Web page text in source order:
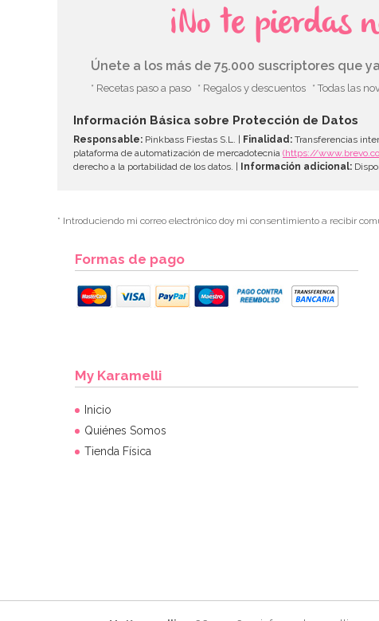
¡No te pierdas
Únete a los más de 75.000 suscriptores que
* Recetas paso a paso * Regalos y descuentos * Todas las
Información Básica sobre Protección de Datos
Responsable: Pinkbass Fiestas S.L. | Finalidad: Transferencias
plataforma de automatización de mercadotecnia (https://
derecho a la portabilidad de los datos. | Información adicional:
* Introduciendo mi correo electrónico doy mi consentimiento a recibir
Formas de pago
My Karamelli
Inicio
Quiénes Somos
Tienda Física